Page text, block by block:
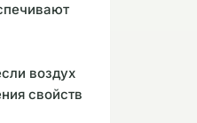
воздух
свойств